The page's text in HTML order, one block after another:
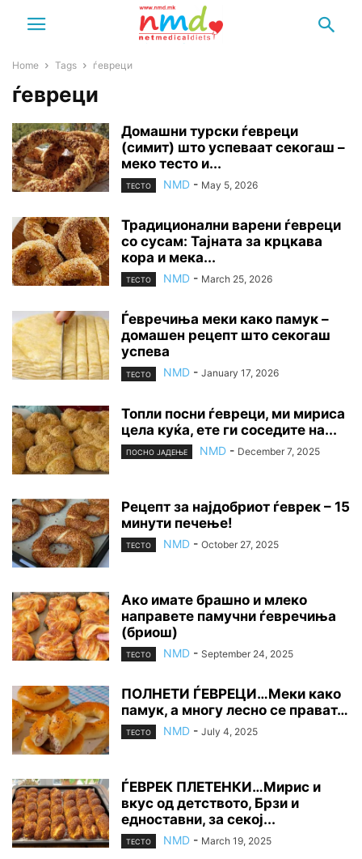
Home Tags ѓевреци
ѓевреци
Домашни турски ѓевреци
(симит) што успеваат секогаш –
меко тесто и...
ТЕСТО NMD - May 5, 2026
Традиционални варени ѓевреци
со сусам: Тајната за крцкава
кора и мека...
ТЕСТО NMD - March 25, 2026
Ѓевречиња меки како памук –
домашен рецепт што секогаш
успева
ТЕСТО NMD - January 17, 2026
Топли посни ѓевреци, ми мириса
цела куќа, ете ги соседите на...
ПОСНО ЈАДЕЊЕ NMD - December 7, 2025
Рецепт за најдобриот ѓеврек – 15
минути печење!
ТЕСТО NMD - October 27, 2025
Ако имате брашно и млеко
направете памучни ѓевречиња
(бриош)
ТЕСТО NMD - September 24, 2025
ПОЛНЕТИ ЃЕВРЕЦИ…Меки како
памук, а многу лесно се прават…
ТЕСТО NMD - July 4, 2025
ЃЕВРЕК ПЛЕТЕНКИ…Мирис и
вкус од детството, Брзи и
едноставни, за секој...
ТЕСТО NMD - March 19, 2025